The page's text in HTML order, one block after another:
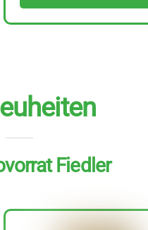
Fiedler